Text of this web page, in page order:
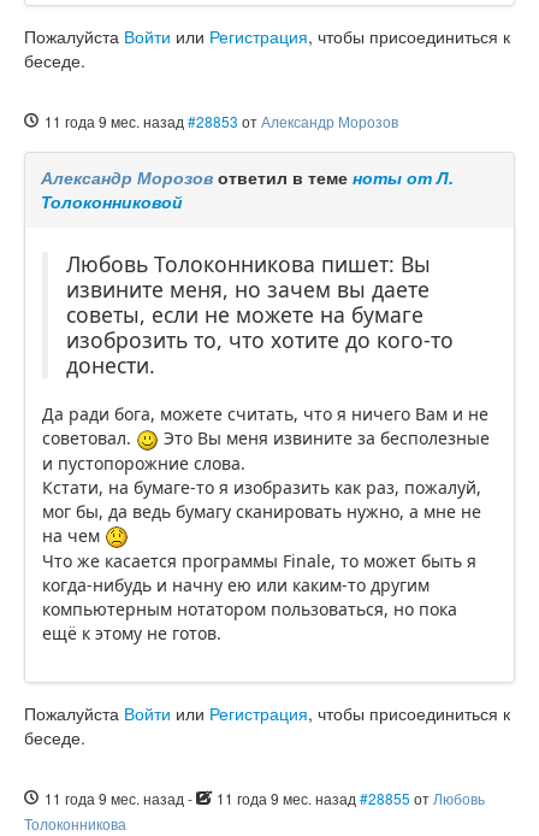
Пожалуйста Войти или Регистрация, чтобы присоединиться к
беседе.
11 года 9 мес. назад #28853 отАлександр Морозов
Александр Морозов ответил в теме ноты от Л.
Толоконниковой
Любовь Толоконникова пишет: Вы
извините меня, но зачем вы даете
советы, если не можете на бумаге
изоброзить то, что хотите до кого-то
донести.
Да ради бога, можете считать, что я ничего Вам и не
советовал.
Это Вы меня извините за бесполезные
и пустопорожние слова.
Кстати, на бумаге-то я изобразить как раз, пожалуй,
мог бы, да ведь бумагу сканировать нужно, а мне не
на чем
Что же касается программы Finale, то может быть я
когда-нибудь и начну ею или каким-то другим
компьютерным нотатором пользоваться, но пока
ещё к этому не готов.
Пожалуйста Войти или Регистрация, чтобы присоединиться к
беседе.
11 года 9 мес. назад - 11 года 9 мес. назад #28855 от Любовь
Толоконникова